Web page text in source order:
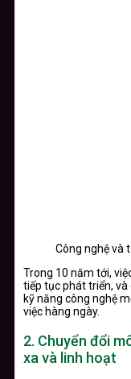
Công nghệ và
Trong 10 năm tới,
tiếp tục phát triển,
kỹ năng công nghệ
việc hàng ngày.
2. Chuyển đổi
xa và linh hoạt